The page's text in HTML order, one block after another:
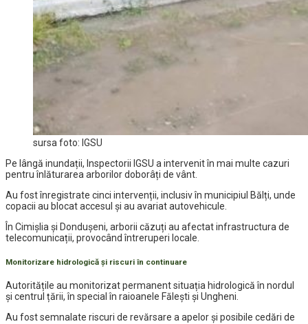
sursa foto: IGSU
Pe lângă inundații, Inspectorii IGSU a intervenit în mai multe cazuri
pentru înlăturarea arborilor doborâți de vânt.
Au fost înregistrate cinci intervenții, inclusiv în municipiul Bălți, unde
copacii au blocat accesul și au avariat autovehicule.
În Cimișlia și Dondușeni, arborii căzuți au afectat infrastructura de
telecomunicații, provocând întreruperi locale.
Monitorizare hidrologică și riscuri în continuare
Autoritățile au monitorizat permanent situația hidrologică în nordul
și centrul țării, în special în raioanele Fălești și Ungheni.
Au fost semnalate riscuri de revărsare a apelor și posibile cedări de